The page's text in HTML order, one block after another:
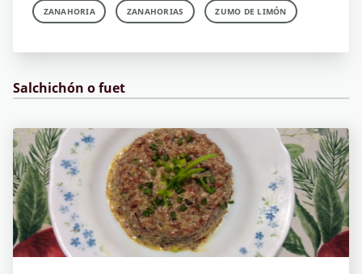
ZANAHORIA ZANAHORIAS ZUMO DE LIMÓN
Salchichón o fuet